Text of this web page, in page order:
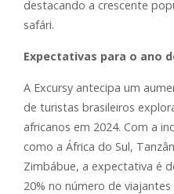
destacando a crescente
safári.
Expectativas para o ano
A Excursy antecipa um
de turistas brasileiros
africanos em 2024. Com a
como a África do Sul,
Zimbábue, a expectativa é
20% no número de